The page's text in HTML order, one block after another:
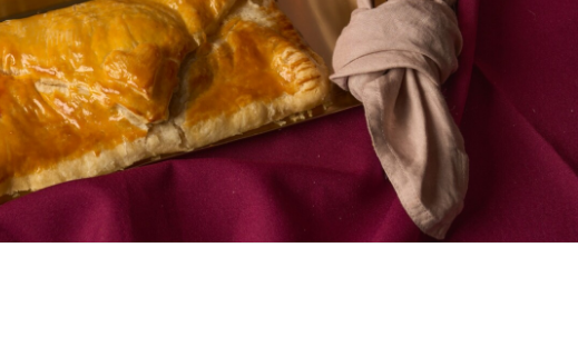
Sonderöffnungszeiten
Wegbeschreibung